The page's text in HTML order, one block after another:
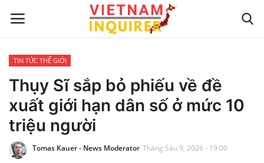
Trang chủ
Liên hệ
TIN TỨC THẾ GIỚI
TIN TỨC THẾ GIỚI
Thụy Sĩ sắp bỏ phiếu về đề
xuất giới hạn dân số ở mức 10
triệu người
Tomas Kauer - News Moderator Tháng Sáu 9, 2026 - 19:00